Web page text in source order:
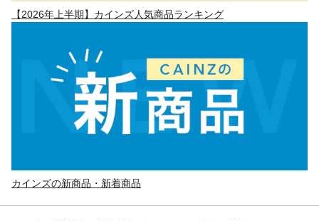
【2026年上半期】カインズ人気商品ランキング
カインズの新商品・新着商品